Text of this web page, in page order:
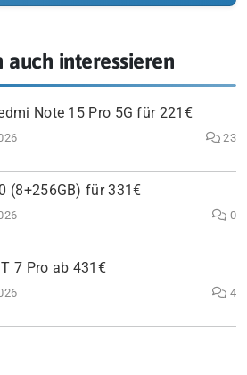
auch interessieren
Note 15 Pro 5G für 221€
23
(8+256GB) für 331€
0
7 Pro ab 431€
4